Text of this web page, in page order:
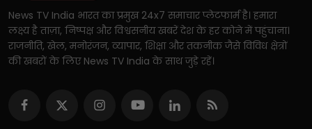
News TV India भारत का प्रमुख 24x7 समाचार प्लेटफार्म है। हमारा
लक्ष्य है ताज़ा, निष्पक्ष और विश्वसनीय खबरें देश के हर कोने में पहुंचाना।
राजनीति, खेल, मनोरंजन, व्यापार, शिक्षा और तकनीक जैसे विविध क्षेत्रों
की खबरों के लिए News TV India के साथ जुड़े रहें।